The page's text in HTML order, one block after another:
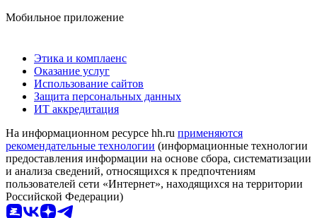
Мобильное приложение
Этика и комплаенс
Оказание услуг
Использование сайтов
Защита персональных данных
ИТ аккредитация
На информационном ресурсе hh.ru применяются
рекомендательные технологии (информационные технологии
предоставления информации на основе сбора, систематизации
и анализа сведений, относящихся к предпочтениям
пользователей сети «Интернет», находящихся на территории
Российской Федерации)